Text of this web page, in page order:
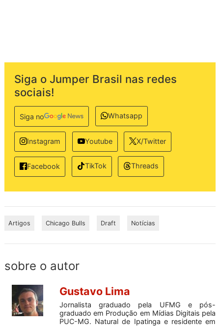
Siga o Jumper Brasil nas redes
sociais!
Siga no Whatsapp
Instagram Youtube X/Twitter
Facebook TikTok Threads
Artigos Chicago Bulls Draft Notícias
sobre o autor
Gustavo Lima
Jornalista graduado pela UFMG e pós-
graduado em Produção em Mídias Digitais pela
PUC-MG. Natural de Ipatinga e residente em